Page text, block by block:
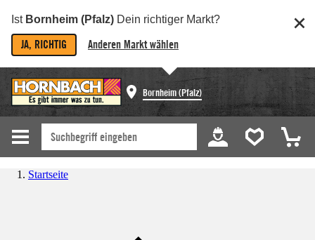
Ist Bornheim (Pfalz) Dein richtiger Markt?
JA, RICHTIG Anderen Markt wählen
Bornheim (Pfalz)
Startseite